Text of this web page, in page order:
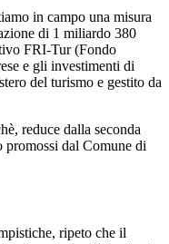
in campo una misura
di 1 miliardo 380
FRI-Tur (Fondo
e gli investimenti di
del turismo e gestito da
reduce dalla seconda
dal Comune di
ripeto che il